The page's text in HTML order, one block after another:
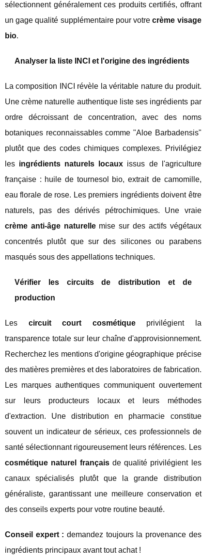
sélectionnent généralement ces produits certifiés, offrant
un gage qualité supplémentaire pour votrecrème visage
bio.
Analyser la liste INCI et l'origine des ingrédients
La composition INCI révèle la véritable nature du produit.
Une crème naturelle authentique liste ses ingrédients par
ordre décroissant de concentration, avec des noms
botaniques reconnaissables comme "Aloe Barbadensis"
plutôt que des codes chimiques complexes. Privilégiez
les ingrédients naturels locaux issus de l'agriculture
française : huile de tournesol bio, extrait de camomille,
eau florale de rose. Les premiers ingrédients doivent être
naturels, pas des dérivés pétrochimiques. Une vraie
crème anti-âge naturellemise sur des actifs végétaux
concentrés plutôt que sur des silicones ou parabens
masqués sous des appellations techniques.
Vérifier les circuits de distribution et de
production
Les circuit court cosmétiqueprivilégient la
transparence totale sur leur chaîne d'approvisionnement.
Recherchez les mentions d'origine géographique précise
des matières premières et des laboratoires de fabrication.
Les marques authentiques communiquent ouvertement
sur leurs producteurs locaux et leurs méthodes
d'extraction. Une distribution en pharmacie constitue
souvent un indicateur de sérieux, ces professionnels de
santé sélectionnant rigoureusement leurs références. Les
cosmétique naturel françaisde qualité privilégient les
canaux spécialisés plutôt que la grande distribution
généraliste, garantissant une meilleure conservation et
des conseils experts pour votre routine beauté.
Conseil expert : demandez toujours la provenance des
ingrédients principaux avant tout achat !